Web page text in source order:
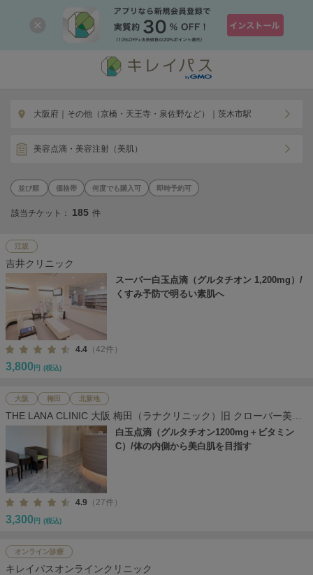
大阪府｜その他（京橋・天王寺・泉佐野など）｜茨木市駅
美容点滴・美容注射（美肌）
価格帯 何度でも購入可 即時予約可
該当チケット： 185 件
江坂
吉井クリニック
スーパー白玉点滴（グルタチオン 1,200mg）/
くすみ予防で明るい素肌へ
4.4 （42件）
3,800 円 (税込)
大阪 梅田 北新地
THE LANA CLINIC 大阪 梅田（ラナクリニック）旧 クローバー美容
クリニック
白玉点滴（グルタチオン1200mg＋ビタミン
C）/体の内側から美白肌を目指す
4.9 （27件）
3,300 円 (税込)
オンライン診療
キレイパスオンラインクリニック